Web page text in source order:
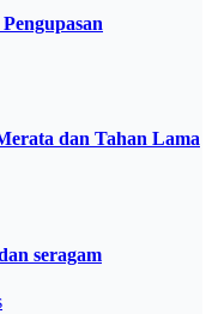
dan Tahan Lama
seragam